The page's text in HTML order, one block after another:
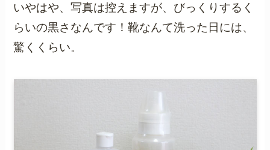
いやはや、写真は控えますが、びっくりするく
らいの黒さなんです！靴なんて洗った日には、
驚くくらい。